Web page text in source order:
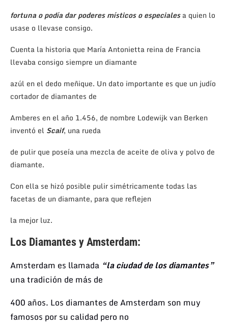
fortuna opodía dar poderes místicoso especiales a quien lo
usase o llevase consigo.
Cuenta la historia que María Antonietta reina de Francia
llevaba consigo siempre un diamante
azúl en el dedo meñique. Un dato importante es que un judío
cortador de diamantes de
Amberes en el año 1.456, de nombre Lodewijk van Berken
inventó el Scaif, una rueda
de pulir que poseía una mezcla de aceite de oliva y polvo de
diamante.
Con ella se hizó posible pulir simétricamente todas las
facetas de un diamante, para que reflejen
la mejor luz.
Los Diamantes y Amsterdam:
Amsterdam es llamada “la ciudad de los diamantes”
una tradición de más de
400 años. Los diamantes de Amsterdam son muy
famosos por su calidad pero no